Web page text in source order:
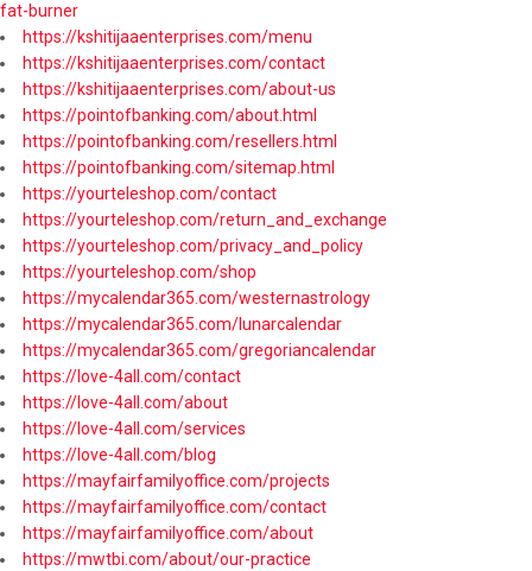
fat-burner
https://kshitijaaenterprises.com/menu
https://kshitijaaenterprises.com/contact
https://kshitijaaenterprises.com/about-us
https://pointofbanking.com/about.html
https://pointofbanking.com/resellers.html
https://pointofbanking.com/sitemap.html
https://yourteleshop.com/contact
https://yourteleshop.com/return_and_exchange
https://yourteleshop.com/privacy_and_policy
https://yourteleshop.com/shop
https://mycalendar365.com/westernastrology
https://mycalendar365.com/lunarcalendar
https://mycalendar365.com/gregoriancalendar
https://love-4all.com/contact
https://love-4all.com/about
https://love-4all.com/services
https://love-4all.com/blog
https://mayfairfamilyoffice.com/projects
https://mayfairfamilyoffice.com/contact
https://mayfairfamilyoffice.com/about
https://mwtbi.com/about/our-practice